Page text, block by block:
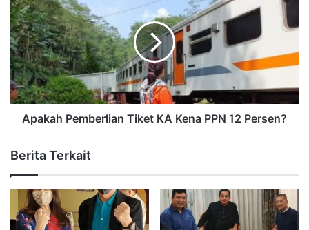
Apakah Pemberlian Tiket KA Kena PPN 12 Persen?
Berita Terkait